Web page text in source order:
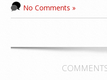
No Comments »